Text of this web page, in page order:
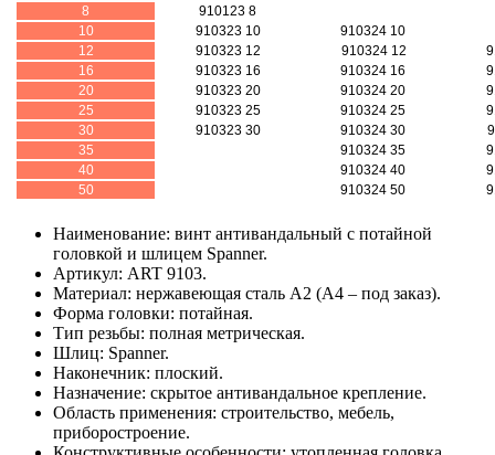
8
910123 8
10
910323 10
910324 10
12
910323 12 910324 12
16
910323 16 910324 16
20
910323 20 910324 20
25
910323 25 910324 25
30
910323 30 910324 30
35
910324 35
40
910324 40
50
910324 50
Наименование: винт антивандальный с потайной
головкой и шлицем Spanner.
Артикул: ART 9103.
Материал: нержавеющая сталь A2 (A4 – под заказ).
Форма головки: потайная.
Тип резьбы: полная метрическая.
Шлиц: Spanner.
Наконечник: плоский.
Назначение: скрытое антивандальное крепление.
Область применения: строительство, мебель,
приборостроение.